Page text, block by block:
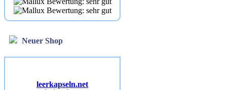
Neuer Shop
leerkapseln.net